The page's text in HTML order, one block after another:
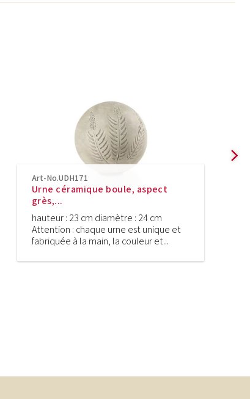
Art-No.UDH171
Urne céramique boule, aspect
grès,...
hauteur : 23 cm diamètre : 24 cm
Attention : chaque urne est unique et
fabriquée à la main, la couleur et...